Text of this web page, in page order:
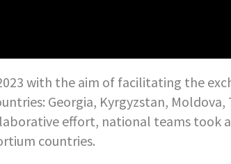
with the aim of facilitating the
Georgia, Kyrgyzstan, Moldova,
effort, national teams took
countries.